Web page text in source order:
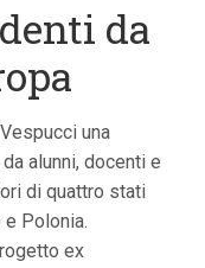
da
una
alunni, docenti e
di quattro stati
e Polonia.
ex